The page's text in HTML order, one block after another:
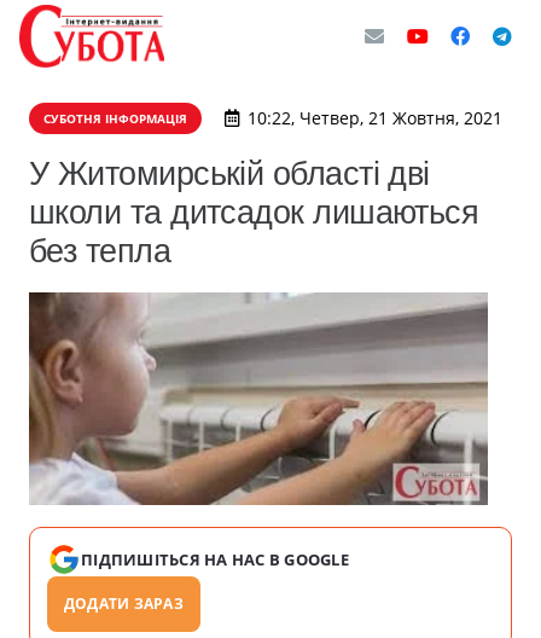
СУБОТНЯ ІНФОРМАЦІЯ 10:22, Четвер, 21 Жовтня, 2021
У Житомирській області дві
школи та дитсадок лишаються
без тепла
ПІДПИШІТЬСЯ НА НАС В GOOGLE
ДОДАТИ ЗАРАЗ